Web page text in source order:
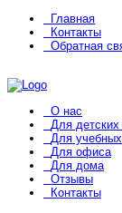
Главная
Контакты
Обратная
О нас
Для
Для
Для офиса
Для дома
Отзывы
Контакты